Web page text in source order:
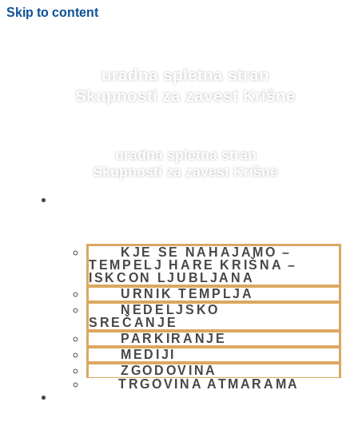
Skip to content
uradna spletna stran
Skupnosti za zavest Krišne
uradna spletna stran
Skupnosti za zavest Krišne
KJE SE NAHAJAMO –
TEMPELJ HARE KRIŠNA –
ISKCON LJUBLJANA
URNIK TEMPLJA
NEDELJSKO
SREČANJE
PARKIRANJE
MEDIJI
ZGODOVINA
TRGOVINA ATMARAMA